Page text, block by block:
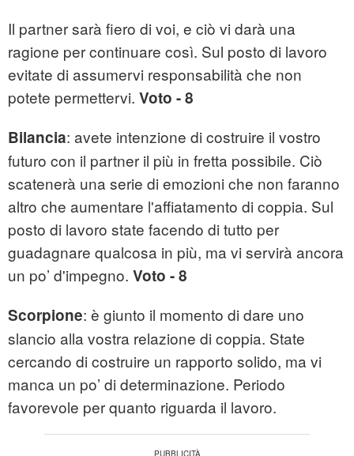
Il partner sarà fiero di voi, e ciò vi darà una
ragione per continuare così. Sul posto di lavoro
evitate di assumervi responsabilità che non
potete permettervi. Voto - 8
Bilancia: avete intenzione di costruire il vostro
futuro con il partner il più in fretta possibile. Ciò
scatenerà una serie di emozioni che non faranno
altro che aumentare l'affiatamento di coppia. Sul
posto di lavoro state facendo di tutto per
guadagnare qualcosa in più, ma vi servirà ancora
un po’ d'impegno. Voto - 8
Scorpione: è giunto il momento di dare uno
slancio alla vostra relazione di coppia. State
cercando di costruire un rapporto solido, ma vi
manca un po’ di determinazione. Periodo
favorevole per quanto riguarda il lavoro.